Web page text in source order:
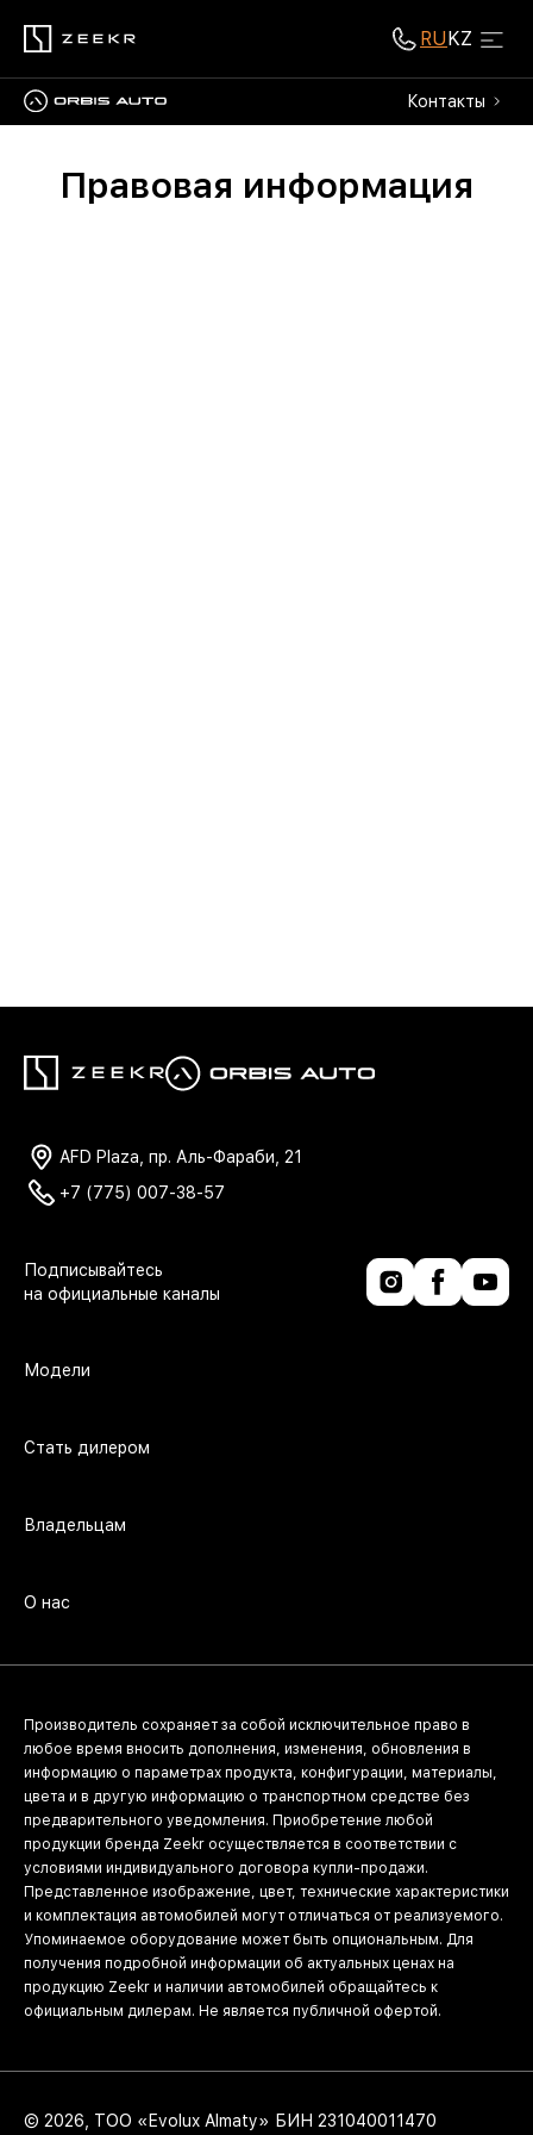
RUKZ
Контакты
Правовая информация
AFD Plaza, пр. Аль-Фараби, 21
+7 (775) 007-38-57
Модели
Стать дилером
Владельцам
О нас
Производитель сохраняет за собой исключительное право в
любое время вносить дополнения, изменения, обновления в
информацию о параметрах продукта, конфигурации, материалы,
цвета и в другую информацию о транспортном средстве без
предварительного уведомления. Приобретение любой
продукции бренда Zeekr осуществляется в соответствии с
условиями индивидуального договора купли-продажи.
Представленное изображение, цвет, технические характеристики
и комплектация автомобилей могут отличаться от реализуемого.
Упоминаемое оборудование может быть опциональным. Для
получения подробной информации об актуальных ценах на
продукцию Zeekr и наличии автомобилей обращайтесь к
официальным дилерам. Не является публичной офертой.
© 2026, ТОО «Evolux Almaty» БИН 231040011470